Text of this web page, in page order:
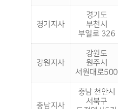
경기지사
경기도
부천시
부일로 326
강원지사
강원도
원주시
서원대로500
충남지사
충남 천안시
서북구